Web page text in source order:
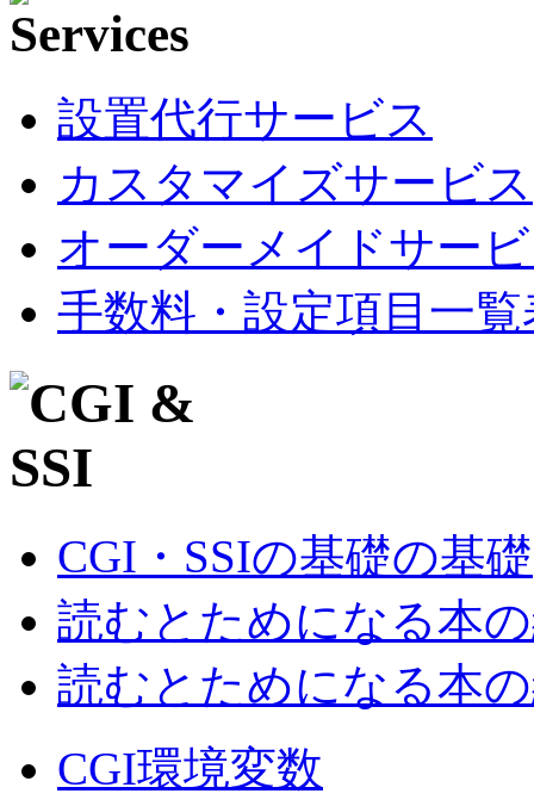
設置代行サービス
カスタマイズサービス
オーダーメイドサー
手数料・設定項目一覧
CGI・SSIの基礎の基礎
読むとためになる本
読むとためになる本
CGI環境変数